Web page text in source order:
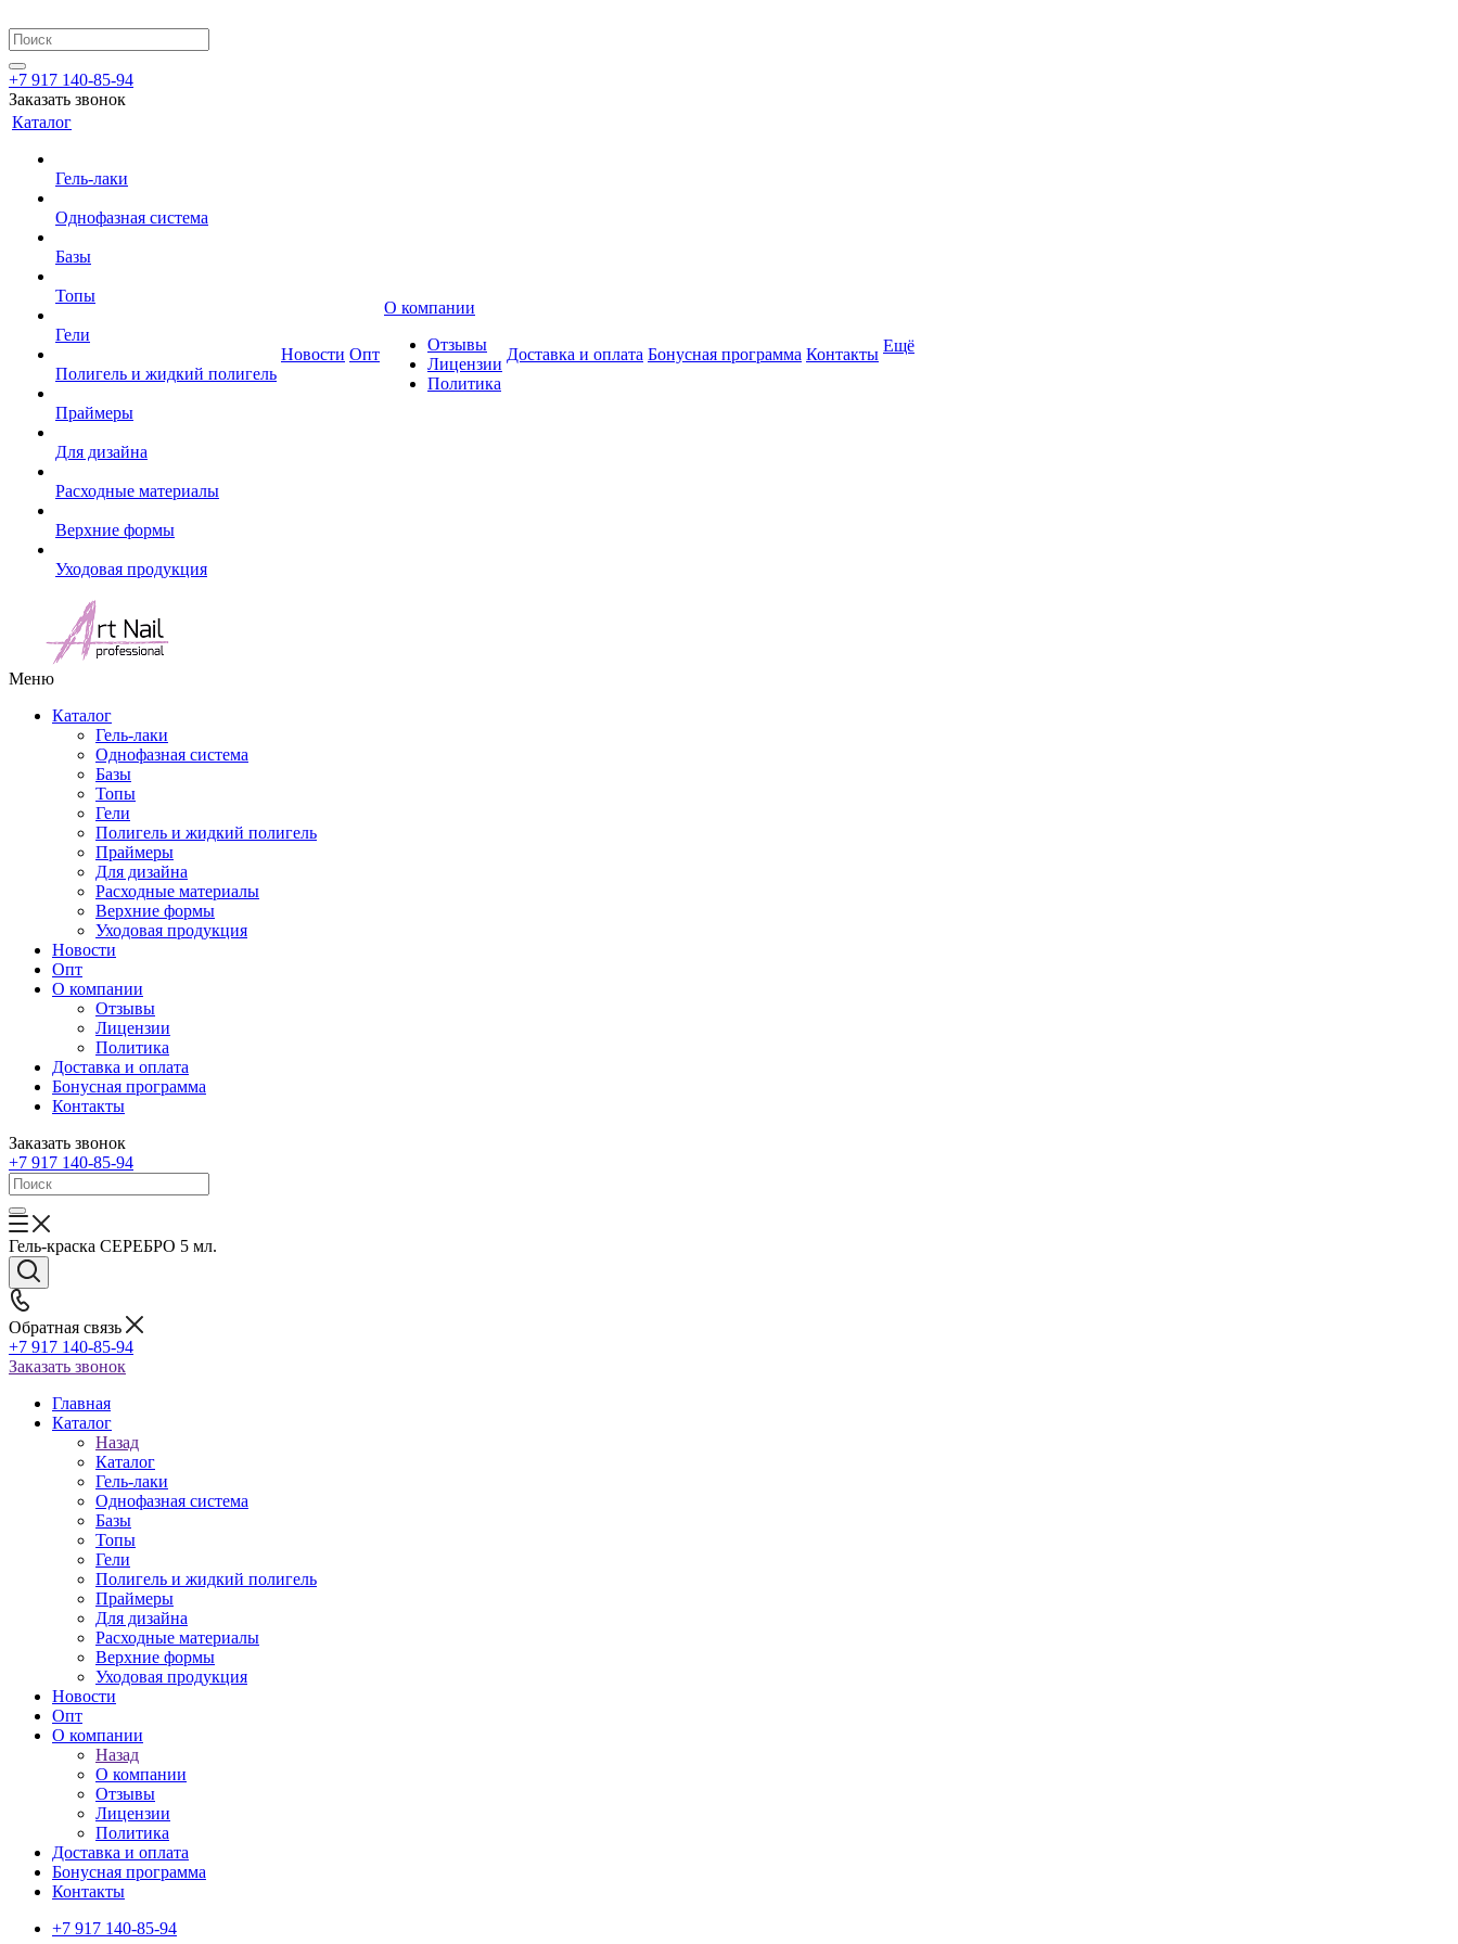
+7 917 140-85-94
Заказать звонок
Каталог
Гель-лаки
Однофазная система
Базы
Топы
Гели
Полигель и жидкий полигель
Праймеры
Для дизайна
Расходные материалы
Верхние формы
Уходовая продукция
Новости Опт
О компании
Отзывы
Лицензии
Политика
Доставка и оплата Бонусная программа Контакты Ещё
Меню
Каталог
Гель-лаки
Однофазная система
Базы
Топы
Гели
Полигель и жидкий полигель
Праймеры
Для дизайна
Расходные материалы
Верхние формы
Уходовая продукция
Новости
Опт
О компании
Отзывы
Лицензии
Политика
Доставка и оплата
Бонусная программа
Контакты
Заказать звонок
+7 917 140-85-94
Гель-краска СЕРЕБРО 5 мл.
Обратная связь
+7 917 140-85-94
Заказать звонок
Главная
Каталог
Назад
Каталог
Гель-лаки
Однофазная система
Базы
Топы
Гели
Полигель и жидкий полигель
Праймеры
Для дизайна
Расходные материалы
Верхние формы
Уходовая продукция
Новости
Опт
О компании
Назад
О компании
Отзывы
Лицензии
Политика
Доставка и оплата
Бонусная программа
Контакты
+7 917 140-85-94